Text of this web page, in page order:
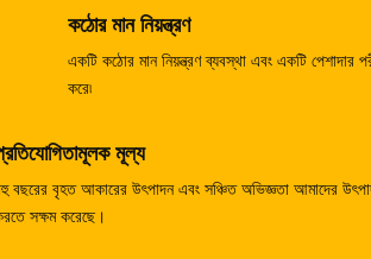
কঠোর মান নিয়ন্ত্রণ
একটি কঠোর মান নিয়ন্ত্রণ ব্যবস্থা এবং একটি পেশাদার
করে৷
মূল্য
বছরের বৃহত আকারের উৎপাদন এবং সঞ্চিত অভিজ্ঞতা আমাদের
সক্ষম করেছে।